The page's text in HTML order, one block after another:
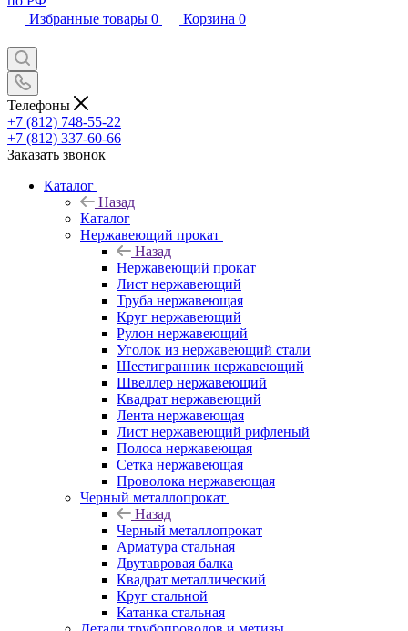
Избранные товары 0 Корзина 0
Телефоны
+7 (812) 748-55-22
+7 (812) 337-60-66
Заказать звонок
Каталог
Назад
Каталог
Нержавеющий прокат
Назад
Нержавеющий прокат
Лист нержавеющий
Труба нержавеющая
Круг нержавеющий
Рулон нержавеющий
Уголок из нержавеющий стали
Шестигранник нержавеющий
Швеллер нержавеющий
Квадрат нержавеющий
Лента нержавеющая
Лист нержавеющий рифленый
Полоса нержавеющая
Сетка нержавеющая
Проволока нержавеющая
Черный металлопрокат
Назад
Черный металлопрокат
Арматура стальная
Двутавровая балка
Квадрат металлический
Круг стальной
Катанка стальная